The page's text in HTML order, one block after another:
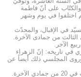
على أنّ فاطمة
اختلفوا في يوم وشهر
في الإقبال، والمحدّث
الثالث من جمادى الآخرة.
في تاريخه: إنّ الزهراء
المجلسي ذلك أيضاً عن